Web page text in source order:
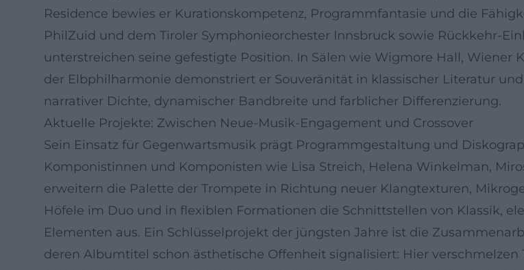
Residence bewies er Kurationskompetenz, Programmfantasie und die
PhilZuid und dem Tiroler Symphonieorchester Innsbruck sowie Rückkehr-
unterstreichen seine gefestigte Position. In Sälen wie Wigmore Hall, Wiener
der Elbphilharmonie demonstriert er Souveränität in klassischer Literatur
narrativer Dichte, dynamischer Bandbreite und farblicher Differenzierung.
Aktuelle Projekte: Zwischen Neue-Musik-Engagement und Crossover
Sein Einsatz für Gegenwartsmusik prägt Programmgestaltung und
Komponistinnen und Komponisten wie Lisa Streich, Helena Winkelman,
erweitern die Palette der Trompete in Richtung neuer Klangtexturen,
Höfele im Duo und in flexiblen Formationen die Schnittstellen von Klassik,
Elementen aus. Ein Schlüsselprojekt der jüngsten Jahre ist die
deren Albumtitel schon ästhetische Offenheit signalisiert: Hier